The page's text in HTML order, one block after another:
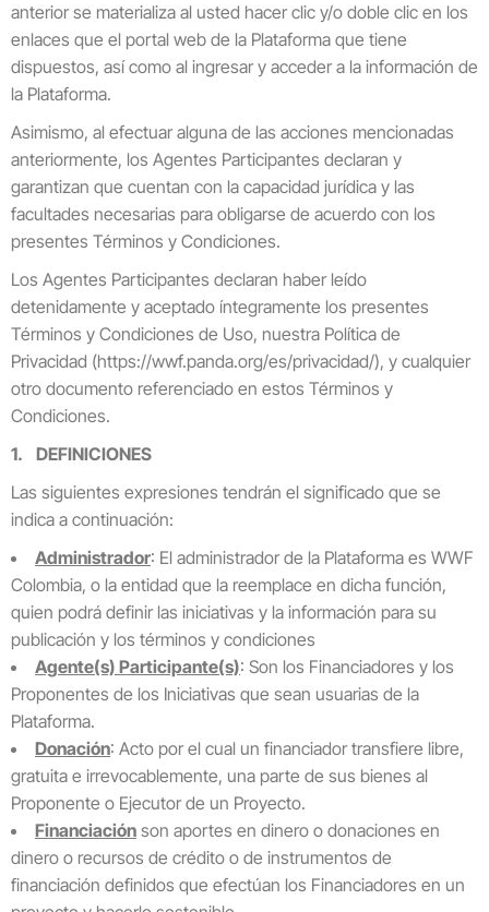
anterior se materializa al usted hacer clic y/o doble clic en los
enlaces que el portal web de la Plataforma que tiene
dispuestos, así como al ingresar y acceder a la información de
la Plataforma.
Asimismo, al efectuar alguna de las acciones mencionadas
anteriormente, los Agentes Participantes declaran y
garantizan que cuentan con la capacidad jurídica y las
facultades necesarias para obligarse de acuerdo con los
presentes Términos y Condiciones.
Los Agentes Participantes declaran haber leído
detenidamente y aceptado íntegramente los presentes
Términos y Condiciones de Uso, nuestra Política de
Privacidad (https://wwf.panda.org/es/privacidad/), y cualquier
otro documento referenciado en estos Términos y
Condiciones.
1. DEFINICIONES
Las siguientes expresiones tendrán el significado que se
indica a continuación:
Administrador: El administrador de la Plataforma es WWF
Colombia, o la entidad que la reemplace en dicha función,
quien podrá definir las iniciativas y la información para su
publicación y los términos y condiciones
Agente(s) Participante(s): Son los Financiadores y los
Proponentes de los Iniciativas que sean usuarias de la
Plataforma.
Donación: Acto por el cual un financiador transfiere libre,
gratuita e irrevocablemente, una parte de sus bienes al
Proponente o Ejecutor de un Proyecto.
Financiación son aportes en dinero o donaciones en
dinero o recursos de crédito o de instrumentos de
financiación definidos que efectúan los Financiadores en un